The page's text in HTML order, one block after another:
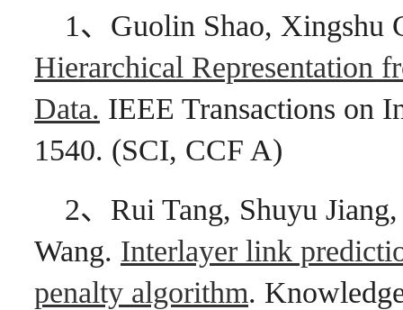
1、Guolin Shao, Xingshu
Hierarchical Representation
Data. IEEE Transactions on
1540. (SCI, CCF A)
2、Rui Tang, Shuyu
Wang. Interlayer link
penalty algorithm.